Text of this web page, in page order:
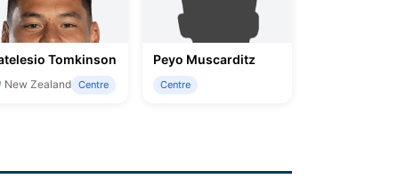
Tomkinson
New Zealand Centre
Peyo Muscarditz
Centre